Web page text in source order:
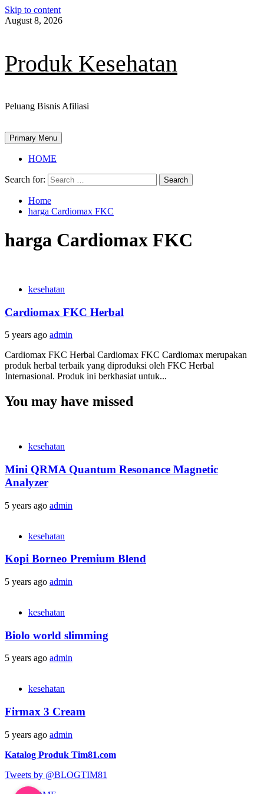
Skip to content
August 8, 2026
Produk Kesehatan
Peluang Bisnis Afiliasi
Primary Menu
HOME
Search for:
Home
harga Cardiomax FKC
harga Cardiomax FKC
kesehatan
Cardiomax FKC Herbal
5 years ago admin
Cardiomax FKC Herbal Cardiomax FKC Cardiomax merupakan
produk herbal terbaik yang diproduksi oleh FKC Herbal
Internasional. Produk ini berkhasiat untuk...
You may have missed
kesehatan
Mini QRMA Quantum Resonance Magnetic
Analyzer
5 years ago admin
kesehatan
Kopi Borneo Premium Blend
5 years ago admin
kesehatan
Biolo world slimming
5 years ago admin
kesehatan
Firmax 3 Cream
5 years ago admin
Katalog Produk Tim81.com
Tweets by @BLOGTIM81